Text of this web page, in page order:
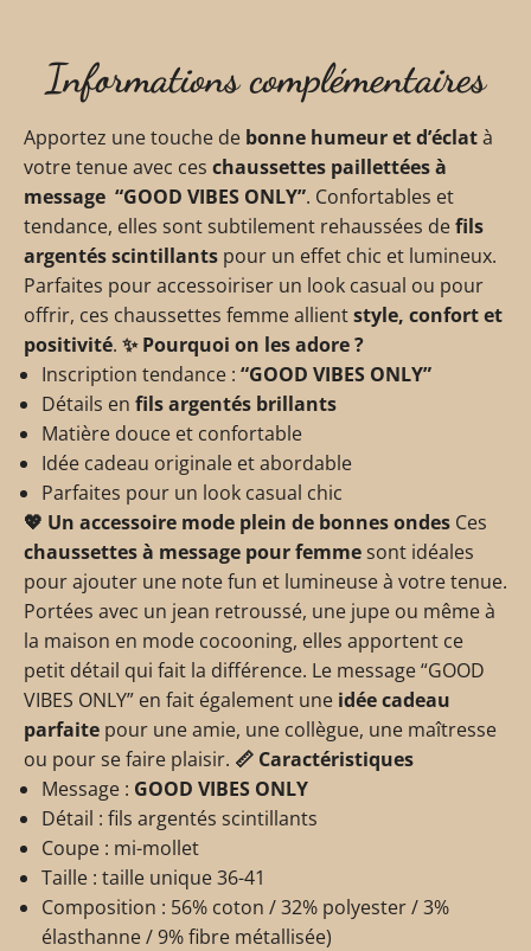
Informations complémentaires
Apportez une touche de bonne humeur et d’éclatà
votre tenue avec ces chaussettes paillettées à
message “GOOD VIBES ONLY”. Confortables et
tendance, elles sont subtilement rehaussées defils
argentés scintillants pour un effet chic et lumineux.
Parfaites pour accessoiriser un look casual ou pour
offrir, ces chaussettes femme allientstyle, confort et
positivité. ✨Pourquoi on les adore ?
Inscription tendance : “GOOD VIBES ONLY”
Détails en fils argentés brillants
Matière douce et confortable
Idée cadeau originale et abordable
Parfaites pour un look casual chic
💖 Un accessoire mode plein de bonnes ondes Ces
chaussettes à message pour femmesont idéales
pour ajouter une note fun et lumineuse à votre tenue.
Portées avec un jean retroussé, une jupe ou même à
la maison en mode cocooning, elles apportent ce
petit détail qui fait la différence. Le message “GOOD
VIBES ONLY” en fait également une idée cadeau
parfaite pour une amie, une collègue, une maîtresse
ou pour se faire plaisir. 📏 Caractéristiques
Message : GOOD VIBES ONLY
Détail : fils argentés scintillants
Coupe : mi-mollet
Taille : taille unique 36-41
Composition : 56% coton / 32% polyester / 3%
élasthanne / 9% fibre métallisée)